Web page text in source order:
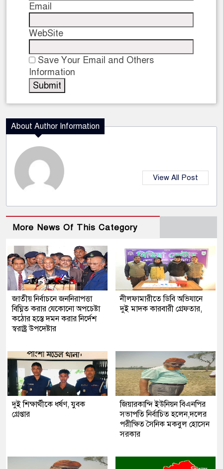
Email
WebSite
Save Your Email and Others
Information
About Author Information
View All Post
More News Of This Category
জাতীয় নির্বাচনে জননিরাপত্তা
বিঘ্নিত করার যেকোনো অপচেষ্টা
কঠোর হস্তে দমন করার নির্দেশ
স্বরাষ্ট্র উপদেষ্টার
নীলফামারীতে ডিবি অভিযানে
দুই মাদক কারবারী গ্রেফতার,
দুই শিক্ষার্থীকে ধর্ষণ, যুবক
গ্রেপ্তার
জিয়ারকান্দি ইউনিয়ন বিএনপির
সভাপতি নির্বাচিত হলেন,দলের
পরীক্ষিত সৈনিক মকবুল হোসেন
সরকার